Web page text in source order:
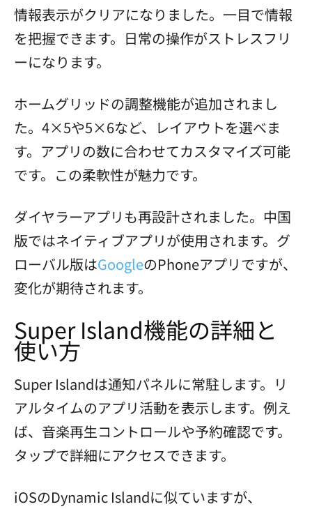
情報表示がクリアになりました。一目で情報
を把握できます。日常の操作がストレスフリ
ーになります。
ホームグリッドの調整機能が追加されまし
た。4×5や5×6など、レイアウトを選べま
す。アプリの数に合わせてカスタマイズ可能
です。この柔軟性が魅力です。
ダイヤラーアプリも再設計されました。中国
版ではネイティブアプリが使用されます。グ
ローバル版はGoogleのPhoneアプリですが、
変化が期待されます。
Super Island機能の詳細と
使い方
Super Islandは通知パネルに常駐します。リ
アルタイムのアプリ活動を表示します。例え
ば、音楽再生コントロールや予約確認です。
タップで詳細にアクセスできます。
iOSのDynamic Islandに似ていますが、